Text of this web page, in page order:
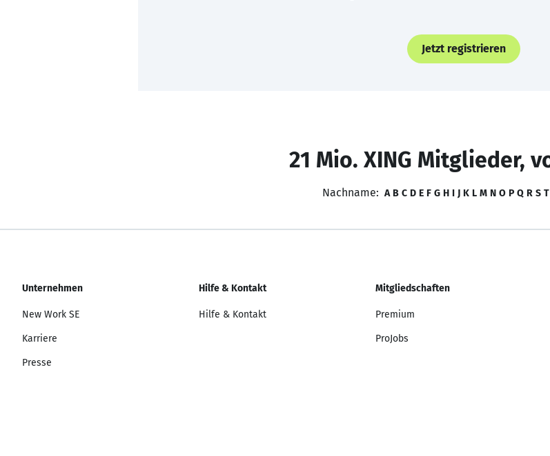
Jetzt registrieren
21 Mio. XING Mitglieder,
Nachname: A B C D E F G H I J K L M N O P Q R S T
Unternehmen
New Work SE
Karriere
Presse
Hilfe & Kontakt
Hilfe & Kontakt
Mitgliedschaften
Premium
ProJobs